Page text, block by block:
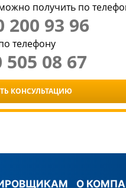
получить по
200 93 96
телефону
505 08 67
КОНСУЛЬТАЦИЮ
О